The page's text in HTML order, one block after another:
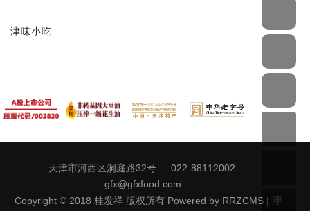
津味小吃
天津市河西区洞庭路32号
022-88112002
gfx@gfxfood.com
Copyright © 2018 桂发祥 版权所有 Powered by RRZCMS | 津